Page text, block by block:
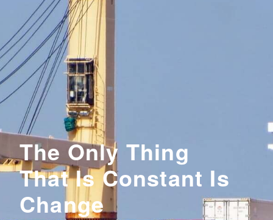
The Only Thing
That Is Constant Is
Change